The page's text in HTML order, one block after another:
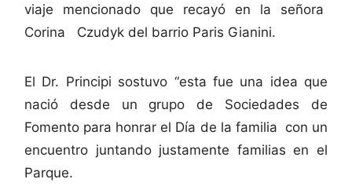
viaje mencionado que recayó en la señora
Corina Czudyk del barrio Paris Gianini.
El Dr. Principi sostuvo “esta fue una idea que
nació desde un grupo de Sociedades de
Fomento para honrar el Día de la familia con un
encuentro juntando justamente familias en el
Parque.